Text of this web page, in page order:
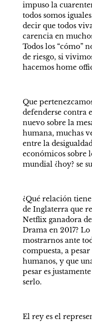
impuso la
todos somos
decir que todos
carencia en
Todos los “cómo”
de riesgo, si
hacemos home
Que
defenderse contra
nuevo sobre la
humana, muchas
entre la
económicos sobre
mundial ¿hoy? se
¿Qué relación
de Inglaterra que
Netflix ganadora
Drama en 2017?
mostrarnos ante
compuesta, a
humanos, y que
pesar es
serlo.
El rey es el